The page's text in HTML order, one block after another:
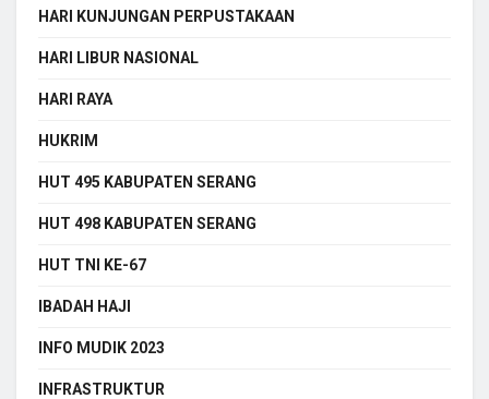
HARI KUNJUNGAN PERPUSTAKAAN
HARI LIBUR NASIONAL
HARI RAYA
HUKRIM
HUT 495 KABUPATEN SERANG
HUT 498 KABUPATEN SERANG
HUT TNI KE-67
IBADAH HAJI
INFO MUDIK 2023
INFRASTRUKTUR